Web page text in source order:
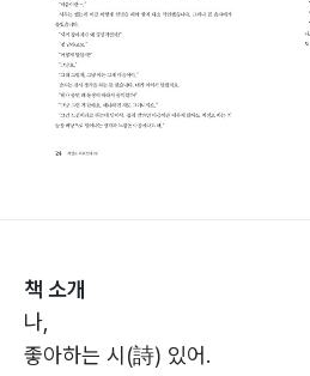
책 소개
나,
좋아하는 시(詩) 있어.